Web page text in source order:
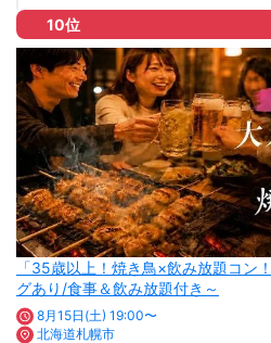
10位
「35歳以上！焼き鳥×飲み放題コン
グあり/食事＆飲み放題付き～
8月15日(土) 19:00〜
北海道札幌市